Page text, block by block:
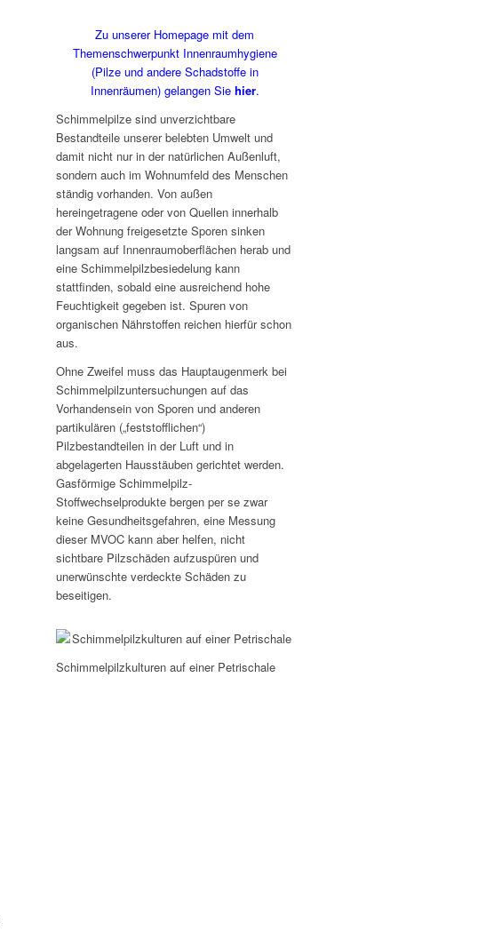
Zu unserer Homepage mit dem
Themenschwerpunkt Innenraumhygiene
(Pilze und andere Schadstoffe in
Innenräumen) gelangen Sie hier.
Schimmelpilze sind unverzichtbare
Bestandteile unserer belebten Umwelt und
damit nicht nur in der natürlichen Außenluft,
sondern auch im Wohnumfeld des Menschen
ständig vorhanden. Von außen
hereingetragene oder von Quellen innerhalb
der Wohnung freigesetzte Sporen sinken
langsam auf Innenraumoberflächen herab und
eine Schimmelpilzbesiedelung kann
stattfinden, sobald eine ausreichend hohe
Feuchtigkeit gegeben ist. Spuren von
organischen Nährstoffen reichen hierfür schon
aus.
Ohne Zweifel muss das Hauptaugenmerk bei
Schimmelpilzuntersuchungen auf das
Vorhandensein von Sporen und anderen
partikulären („feststofflichen“)
Pilzbestandteilen in der Luft und in
abgelagerten Hausstäuben gerichtet werden.
Gasförmige Schimmelpilz-
Stoffwechselprodukte bergen per se zwar
keine Gesundheitsgefahren, eine Messung
dieser MVOC kann aber helfen, nicht
sichtbare Pilzschäden aufzuspüren und
unerwünschte verdeckte Schäden zu
beseitigen.
Schimmelpilzkulturen auf einer Petrischale